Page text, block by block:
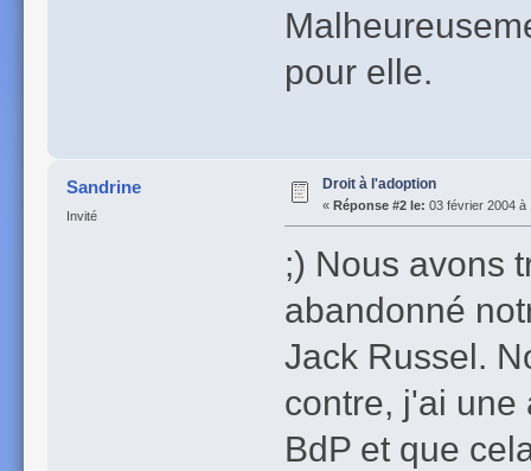
pour elle.
Sandrine
Invité
Droit à l'adoption
« Réponse #2 le: 03 février 2004 à
;) Nous avons
abandonné
Jack Russel.
contre, j'ai une
BdP et que